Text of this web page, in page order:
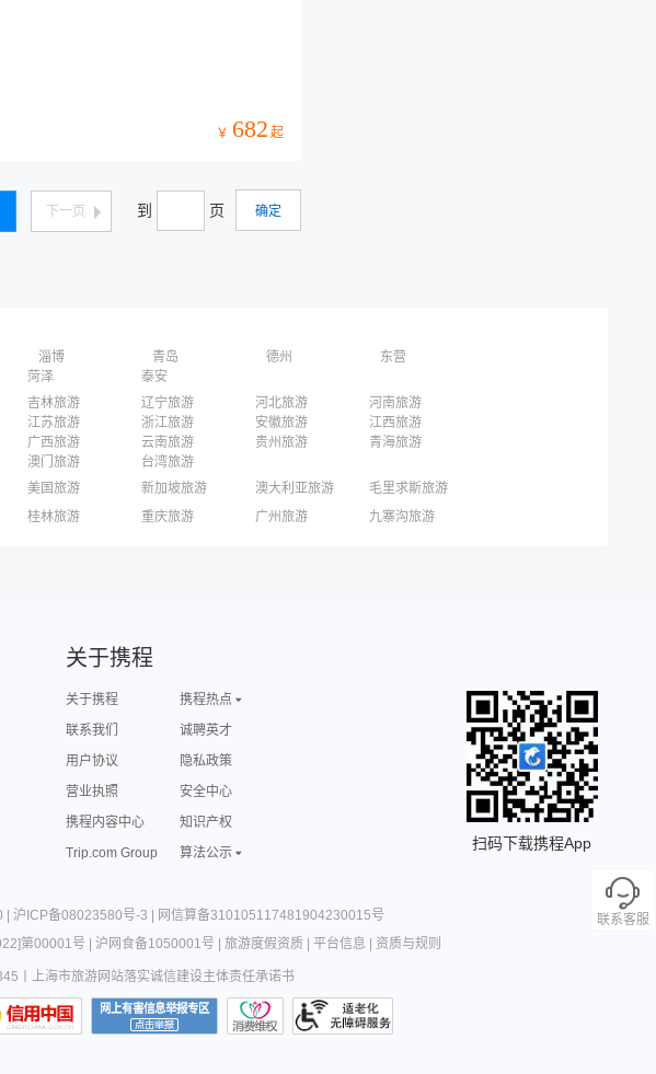
￥ 682 起
下一页 到 页
淄博 青岛 德州
东营
菏泽
泰安
吉林旅游 辽宁旅游 河北旅游
河南旅游
江苏旅游 浙江旅游 安徽旅游
江西旅游
广西旅游 云南旅游 贵州旅游
青海旅游
澳门旅游
台湾旅游
美国旅游 新加坡旅游 澳大利亚旅游
毛里求斯旅游
柬埔寨旅游 英国旅游 东京旅游
京都旅游
桂林旅游 重庆旅游 广州旅游
九寨沟旅游
联系客服
关于携程
关于携程
携程热点
联系我们
诚聘英才
用户协议
隐私政策
营业执照
安全中心
携程内容中心
知识产权
Trip.com Group
算法公示
扫码下载携程App
沪ICP备08023580号-3
网信算备310105117481904230015号
第00001号 沪网食备1050001号 旅游度假资质| 平台信息 资质与规则
上海市旅游网站落实诚信建设主体责任承诺书